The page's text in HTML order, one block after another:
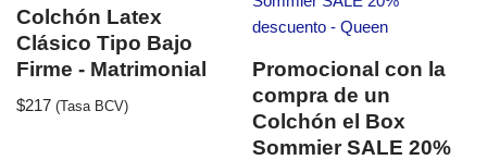
Colchón Latex
Clásico Tipo Bajo
Firme - Matrimonial
$217 (Tasa BCV)
Promocional con la
compra de un
Colchón el Box
Sommier SALE 20%